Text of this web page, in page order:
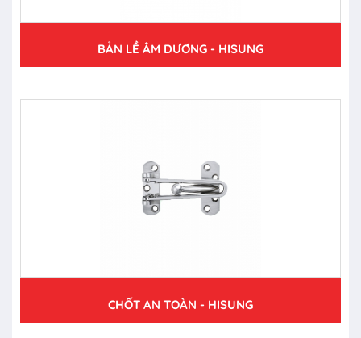
BẢN LỀ ÂM DƯƠNG - HISUNG
CHỐT AN TOÀN - HISUNG